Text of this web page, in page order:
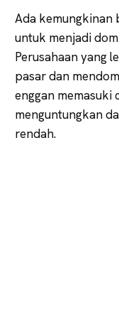
Ada kemungkinan
untuk menjadi
Perusahaan yang
pasar dan
enggan
menguntungkan
rendah.